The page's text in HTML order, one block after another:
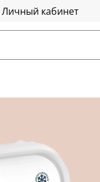
Личный кабинет